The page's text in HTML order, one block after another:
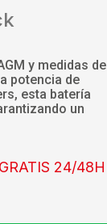
y medidas de
potencia de
esta batería
un
24/48H